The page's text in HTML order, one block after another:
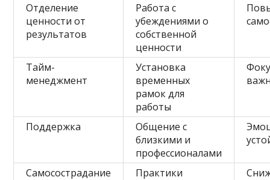
Отделение
ценности от
результатов
Работа с
убеждениями о
собственной
ценности
Тайм-
менеджмент
Установка
временных
рамок для
работы
Поддержка
Общение с
близкими и
профессионалами
Самосострадание
Практики